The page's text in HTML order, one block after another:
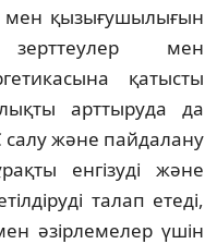
мен қызығу­шы­лығын
мен
қа­тысты
арт­тыруда да
және пайдалану
енгізуді және
талап етеді,
әзірлемелер үшін